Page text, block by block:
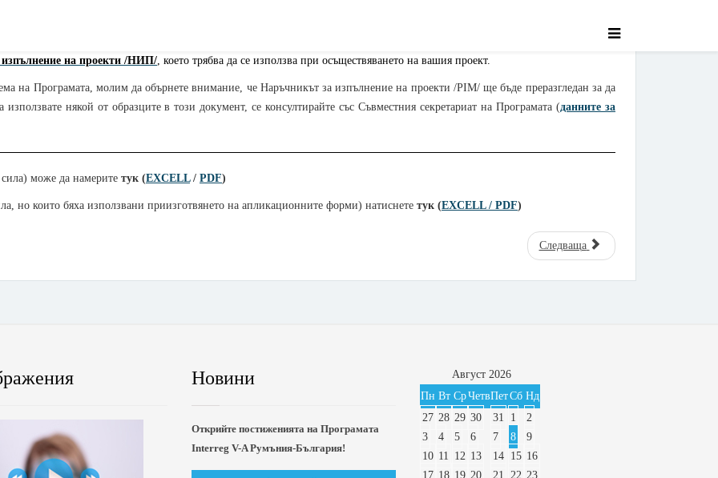
на проекти /НИП/, което трябва да се използва при осъществяването на вашия проект.
на Програмата, молим да обърнете внимание, че Наръчникът за изпълнение на проекти /PIM/ ще бъде преразгледан за да
някой от образците в този документ, се консултирайте със Съвместния секретариат на Програмата (данните за
може да намерите тук (EXCELL/ PDF)
но които бяха използвани приизготвянето на апликационните форми) натиснете тук (EXCELL / PDF)
Следваща
Новини
Открийте постиженията на Програмата
Interreg V-A Румъния-България!
Август 2026
Пн Вт СрЧетвПетСб Нд
27 28 29 30 31 1
2
3
4 5 6 7 8
9
10 11 12 13 14 15 16
17 18 19 20 21 22 23